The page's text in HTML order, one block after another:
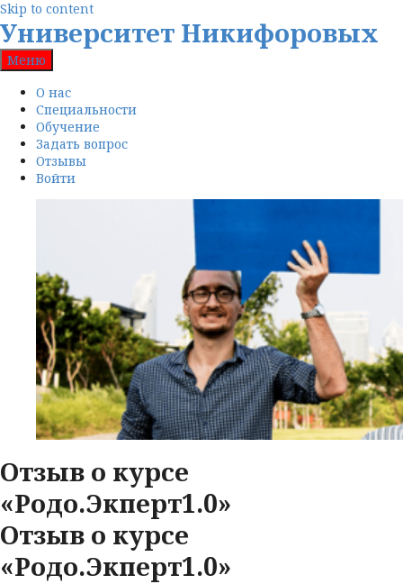
Skip to content
Университет Никифоровых
Меню
О нас
Специальности
Обучение
Задать вопрос
Отзывы
Войти
Отзыв о курсе
«Родо.Экперт1.0»
Отзыв о курсе
«Родо.Экперт1.0»